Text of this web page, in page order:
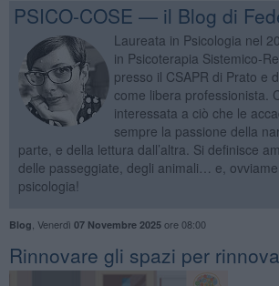
PSICO-COSE — il Blog di
Laureata in Psicologia nel
in Psicoterapia Sistemico-
presso il CSAPR di Prato e
come libera professionista.
interessata a ciò che le
sempre la passione della
parte, e della lettura dall’altra. Si definisce
delle passeggiate, degli animali… e,
psicologia!
Blog Venerdì 07 Novembre 2025ore 08:00
​Rinnovare gli spazi per